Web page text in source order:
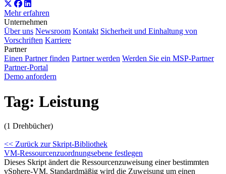
Mehr erfahren
Unternehmen
Über uns Newsroom Kontakt Sicherheit und Einhaltung von
Vorschriften Karriere
Partner
Einen Partner finden Partner werden Werden Sie ein MSP-Partner
Partner-Portal
Demo anfordern
Tag: Leistung
(1 Drehbücher)
<< Zurück zur Skript-Bibliothek
VM-Ressourcenzuordnungsebene festlegen
Dieses Skript ändert die Ressourcenzuweisung einer bestimmten
vSphere-VM. Standardmäßig wird die Zuweisung um einen